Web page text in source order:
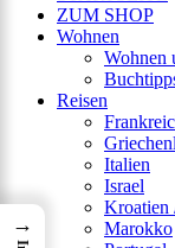
ZUM SHOP
Wohnen
Wohnen
Reisen
Italien
Israel
Kroatien
Marokko
→